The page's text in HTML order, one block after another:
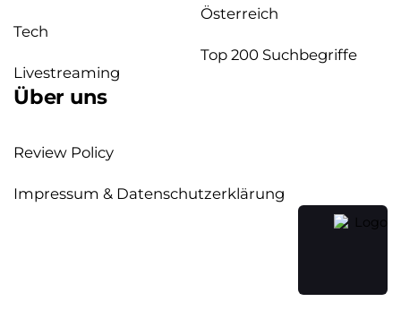
Tech
Livestreaming
Österreich
Top 200 Suchbegriffe
Über uns
Review Policy
Impressum & Datenschutzerklärung